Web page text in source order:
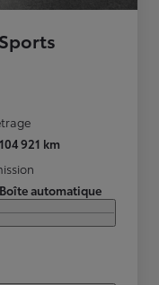
104 921 km
Boîte automatique